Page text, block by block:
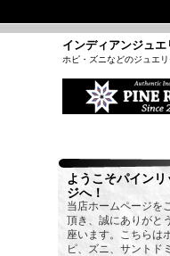
インディアンジュエ
ホピ・ズニなどのジュエ
ようこそパインリ
ジへ！
当店ホームページを
頂き、誠にありがと
座います。こちらは
ピ、ズニ、サントド